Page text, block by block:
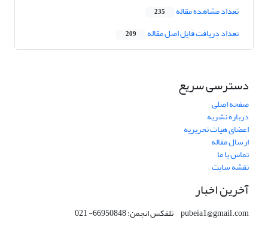
تعداد مشاهده مقاله 235
تعداد دریافت فایل اصل مقاله 209
دسترسی سریع
صفحه اصلی
درباره نشریه
اعضای هیات تحریریه
ارسال مقاله
تماس با ما
نقشه سایت
آخرین اخبار
pubeia1@gmail.com تلفکس انجمن: 66950848- 021